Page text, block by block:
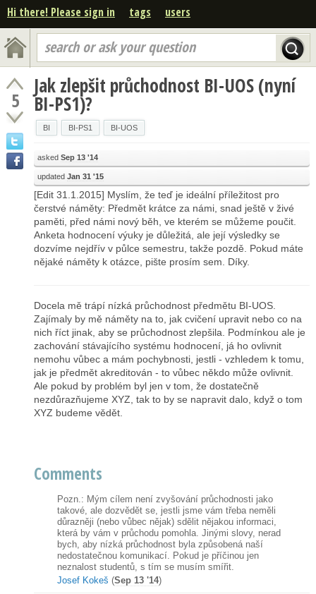
Hi there! Please sign in tags users
search or ask your question
5
Jak zlepšit průchodnost BI-UOS (nyní
BI-PS1)?
BI BI-PS1 BI-UOS
asked Sep 13 '14
updated Jan 31 '15
[Edit 31.1.2015] Myslím, že teď je ideální příležitost pro
čerstvé náměty: Předmět krátce za námi, snad ještě v živé
paměti, před námi nový běh, ve kterém se můžeme poučit.
Anketa hodnocení výuky je důležitá, ale její výsledky se
dozvíme nejdřív v půlce semestru, takže pozdě. Pokud máte
nějaké náměty k otázce, pište prosím sem. Díky.
Docela mě trápí nízká průchodnost předmětu BI-UOS.
Zajímaly by mě náměty na to, jak cvičení upravit nebo co na
nich říct jinak, aby se průchodnost zlepšila. Podmínkou ale je
zachování stávajícího systému hodnocení, já ho ovlivnit
nemohu vůbec a mám pochybnosti, jestli - vzhledem k tomu,
jak je předmět akreditován - to vůbec někdo může ovlivnit.
Ale pokud by problém byl jen v tom, že dostatečně
nezdůrazňujeme XYZ, tak to by se napravit dalo, když o tom
XYZ budeme vědět.
Comments
Pozn.: Mým cílem není zvyšování průchodnosti jako
takové, ale dozvědět se, jestli jsme vám třeba neměli
důrazněji (nebo vůbec nějak) sdělit nějakou informaci,
která by vám v průchodu pomohla. Jinými slovy, nerad
bych, aby nízká průchodnost byla způsobená naší
nedostatečnou komunikací. Pokud je příčinou jen
neznalost studentů, s tím se musím smířit.
Josef Kokeš (Sep 13 '14)